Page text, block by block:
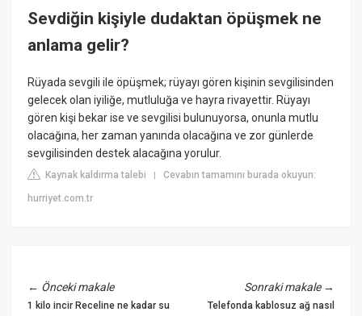
Sevdiğin kişiyle dudaktan öpüşmek ne
anlama gelir?
Rüyada sevgili ile öpüşmek; rüyayı gören kişinin sevgilisinden
gelecek olan iyiliğe, mutluluğa ve hayra rivayettir. Rüyayı
gören kişi bekar ise ve sevgilisi bulunuyorsa, onunla mutlu
olacağına, her zaman yanında olacağına ve zor günlerde
sevgilisinden destek alacağına yorulur.
Kaynak kaldırma talebi |Cevabın tamamını burada okuyun:
hurriyet.com.tr
← Önceki makale
1 kilo incir Receline ne kadar su
Sonraki makale→
Telefonda kablosuz ağ nasıl